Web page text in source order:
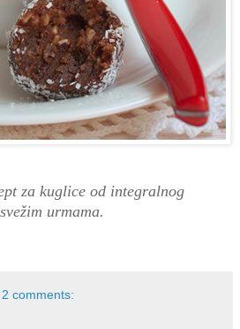
za kuglice od integralnog
urmama.
2 comments: